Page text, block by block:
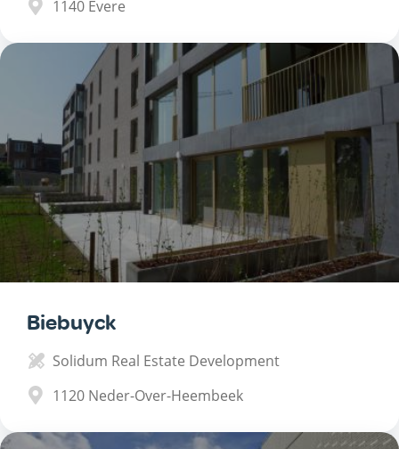
1140 Evere
Biebuyck
Solidum Real Estate Development
1120 Neder-Over-Heembeek